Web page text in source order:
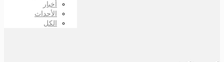
أخبار
الأحداث
الكل